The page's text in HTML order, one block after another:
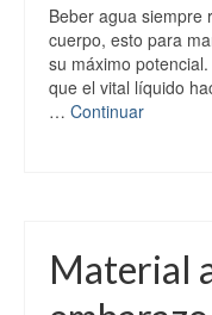
Beber agua siempre
cuerpo, esto para
su máximo
que el vital líquido
… Continuar
Material